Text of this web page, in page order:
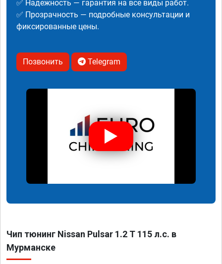
✅ Надежность — гарантия на все виды работ.
✅ Прозрачность — подробные консультации и
фиксированные цены.
Позвонить Telegram
Чип тюнинг Nissan Pulsar 1.2 T 115 л.с. в
Мурманске